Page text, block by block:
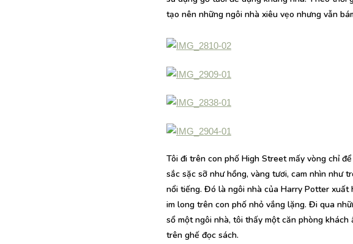
tạo nên những ngôi nhà xiêu vẹo nhưng vẫn
Tôi đi trên con phố High Street mấy vòng chỉ
sắc sặc sỡ như hồng, vàng tươi, cam nhìn như
nổi tiếng. Đó là ngôi nhà của Harry Potter xuất
im long trên con phố nhỏ vắng lặng. Đi qua
sổ một ngôi nhà, tôi thấy một căn phòng
trên ghế đọc sách.